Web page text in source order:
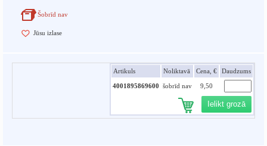
Šobrīd nav
Jūsu izlase
Artikuls Noliktavā Cena, € Daudzums
4001895869600 šobrīd nav 9,50
Ielikt grozā